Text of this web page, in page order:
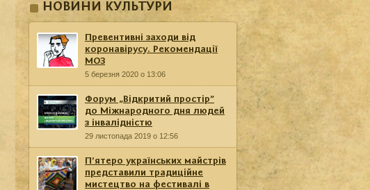
НОВИНИ КУЛЬТУРИ
Превентивні заходи від
коронавірусу. Рекомендації
МОЗ
5 березня 2020 о 13:06
Форум „Відкритий простір”
до Міжнародного дня людей
з інвалідністю
29 листопада 2019 о 12:56
П’ятеро українських майстрів
представили традиційне
мистецтво на фестивалі в